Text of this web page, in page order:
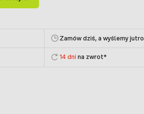
Zamów dziś, a wyślemy jutro
14 dni na zwrot*